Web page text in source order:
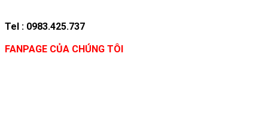
Tel : 0983.425.737
FANPAGE CỦA CHÚNG TÔI